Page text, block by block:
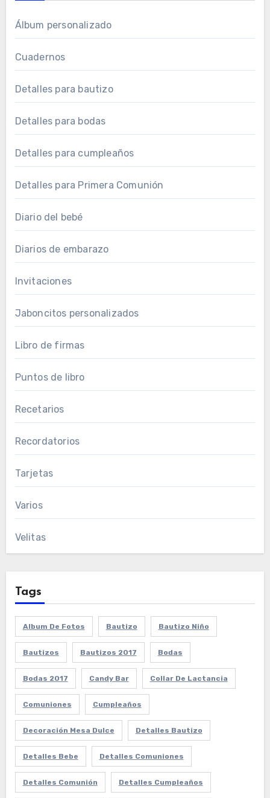
Álbum personalizado
Cuadernos
Detalles para bautizo
Detalles para bodas
Detalles para cumpleaños
Detalles para Primera Comunión
Diario del bebé
Diarios de embarazo
Invitaciones
Jaboncitos personalizados
Libro de firmas
Puntos de libro
Recetarios
Recordatorios
Tarjetas
Varios
Velitas
Tags
Album De Fotos Bautizo Bautizo Niño
Bautizos Bautizos 2017 Bodas
Bodas 2017 Candy Bar Collar De Lactancia
Comuniones Cumpleaños
Decoración Mesa Dulce Detalles Bautizo
Detalles Bebe Detalles Comuniones
Detalles Comunión Detalles Cumpleaños